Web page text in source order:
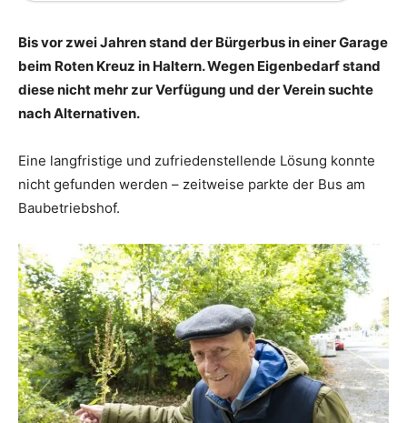
Bis vor zwei Jahren stand der Bürgerbus in einer Garage
beim Roten Kreuz in Haltern. Wegen Eigenbedarf stand
diese nicht mehr zur Verfügung und der Verein suchte
nach Alternativen.
Eine langfristige und zufriedenstellende Lösung konnte
nicht gefunden werden – zeitweise parkte der Bus am
Baubetriebshof.